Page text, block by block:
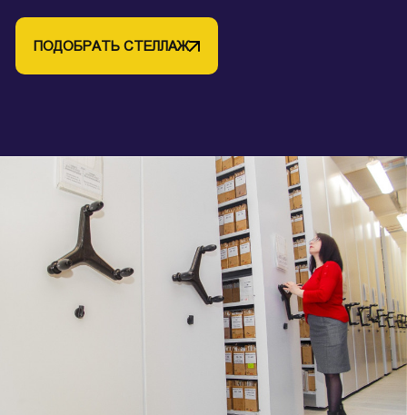
ПОДОБРАТЬ СТЕЛЛАЖ